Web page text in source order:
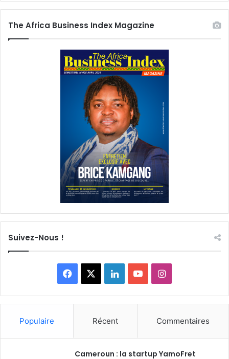
The Africa Business Index Magazine
Suivez-Nous !
a
b
L
i
e
o
u
I
n
a
Populaire Récent Commentaires
Cameroun : la startup YamoFret